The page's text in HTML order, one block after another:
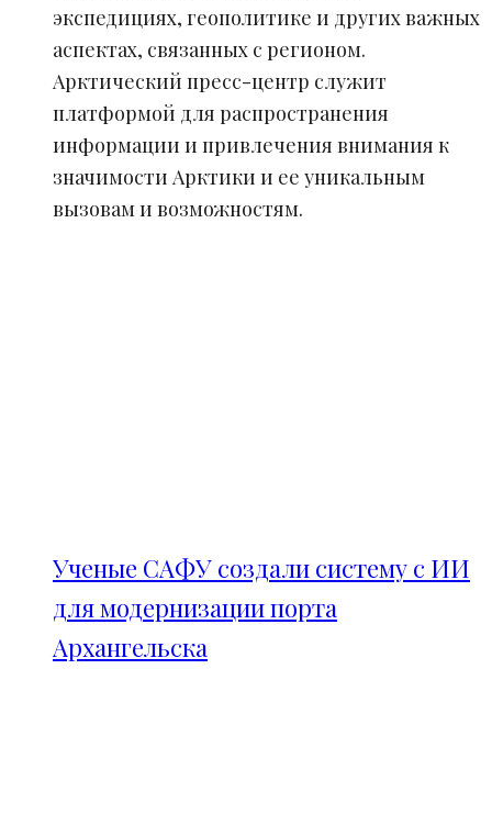
экспедициях, геополитике и других важных
аспектах, связанных с регионом.
Арктический пресс-центр служит
платформой для распространения
информации и привлечения внимания к
значимости Арктики и ее уникальным
вызовам и возможностям.
Ученые САФУ создали систему с ИИ
для модернизации порта
Архангельска